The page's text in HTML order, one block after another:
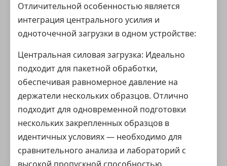
Отличительной особенностью является
интеграция центрального усилия и
одноточечной загрузки в одном устройстве:
Центральная силовая загрузка: Идеально
подходит для пакетной обработки,
обеспечивая равномерное давление на
держатели нескольких образцов. Отлично
подходит для одновременной подготовки
нескольких закрепленных образцов в
идентичных условиях — необходимо для
сравнительного анализа и лабораторий с